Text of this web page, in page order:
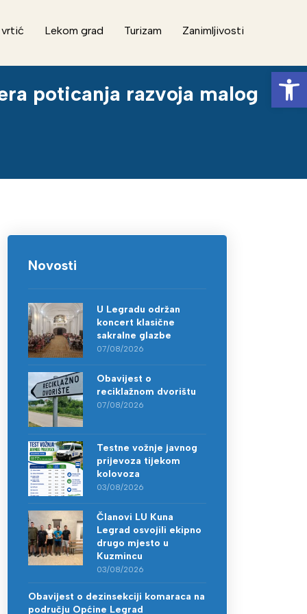
vrtić Lekom grad Turizam
Zanimljivosti
poticanja razvoja malog
Novosti
U Legradu održan
koncert klasične
sakralne glazbe
07/08/2026
Obavijest o
reciklažnom dvorištu
07/08/2026
Testne vožnje javnog
prijevoza tijekom
kolovoza
03/08/2026
Članovi LU Kuna
Legrad osvojili ekipno
drugo mjesto u
Kuzmincu
03/08/2026
Obavijest o dezinsekciji komaraca na
području Općine Legrad